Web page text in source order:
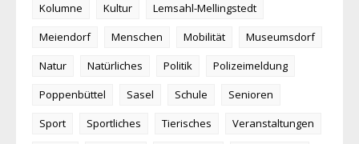
Kolumne
Kultur
Lemsahl-Mellingstedt
Meiendorf
Menschen Mobilität
Museumsdorf
Natur
Natürliches Politik
Polizeimeldung
Poppenbüttel
Sasel Schule
Senioren
Sport
Sportliches Tierisches
Veranstaltungen